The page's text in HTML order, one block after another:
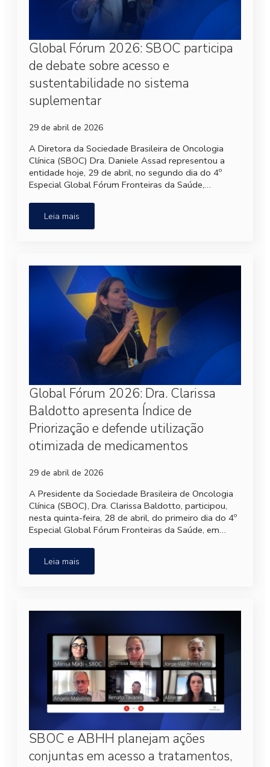
Global Fórum 2026: SBOC participa
de debate sobre acesso e
sustentabilidade no sistema
suplementar
29 de abril de 2026
A Diretora da Sociedade Brasileira de Oncologia
Clínica (SBOC) Dra. Daniele Assad representou a
entidade hoje, 29 de abril, no segundo dia do 4º
Especial Global Fórum Fronteiras da Saúde,…
Leia mais
Global Fórum 2026: Dra. Clarissa
Baldotto apresenta Índice de
Priorização e defende utilização
otimizada de medicamentos
29 de abril de 2026
A Presidente da Sociedade Brasileira de Oncologia
Clínica (SBOC), Dra. Clarissa Baldotto, participou,
nesta quinta-feira, 28 de abril, do primeiro dia do 4º
Especial Global Fórum Fronteiras da Saúde, em…
Leia mais
SBOC e ABHH planejam ações
conjuntas em acesso a tratamentos,